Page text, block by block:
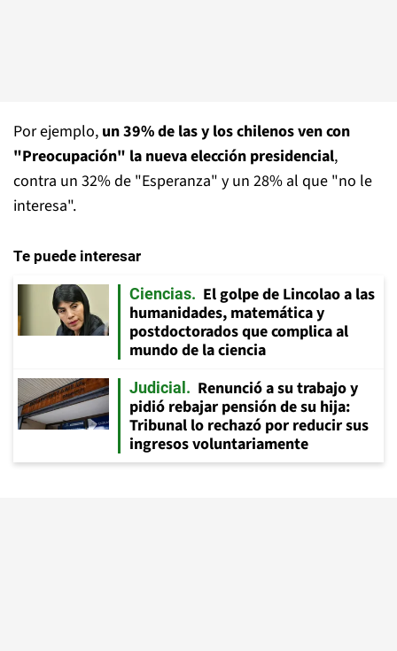
Por ejemplo, un 39% de las y los chilenos ven con
"Preocupación" la nueva elección presidencial,
contra un 32% de "Esperanza" y un 28% al que "no le
interesa".
Te puede interesar
Ciencias
El golpe de Lincolao a las
humanidades, matemática y
postdoctorados que complica al
mundo de la ciencia
Judicial
Renunció a su trabajo y
pidió rebajar pensión de su hija:
Tribunal lo rechazó por reducir sus
ingresos voluntariamente